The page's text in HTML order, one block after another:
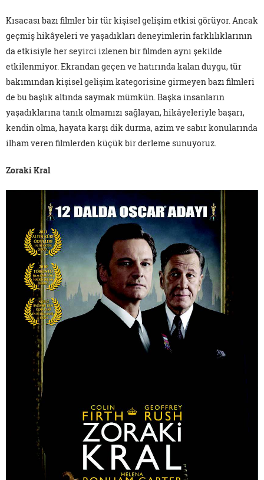
Kısacası bazı filmler bir tür kişisel gelişim etkisi görüyor. Ancak
geçmiş hikâyeleri ve yaşadıkları deneyimlerin farklılıklarının
da etkisiyle her seyirci izlenen bir filmden aynı şekilde
etkilenmiyor. Ekrandan geçen ve hatırında kalan duygu, tür
bakımından kişisel gelişim kategorisine girmeyen bazı filmleri
de bu başlık altında saymak mümkün. Başka insanların
yaşadıklarına tanık olmamızı sağlayan, hikâyeleriyle başarı,
kendin olma, hayata karşı dik durma, azim ve sabır konularında
ilham veren filmlerden küçük bir derleme sunuyoruz.
Zoraki Kral